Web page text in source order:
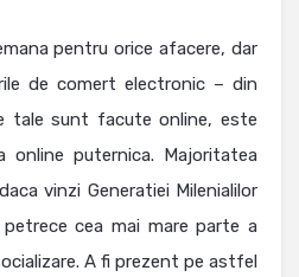
pentru orice afacere, dar
de comert electronic – din
tale sunt facute online, este
puternica. Majoritatea
vinzi Generatiei Milenialilor
cea mai mare parte a
A fi prezent pe astfel